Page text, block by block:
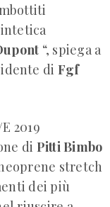
“, spiega a
di Fgf
2019
di Pitti Bimbo
stretch
dei più